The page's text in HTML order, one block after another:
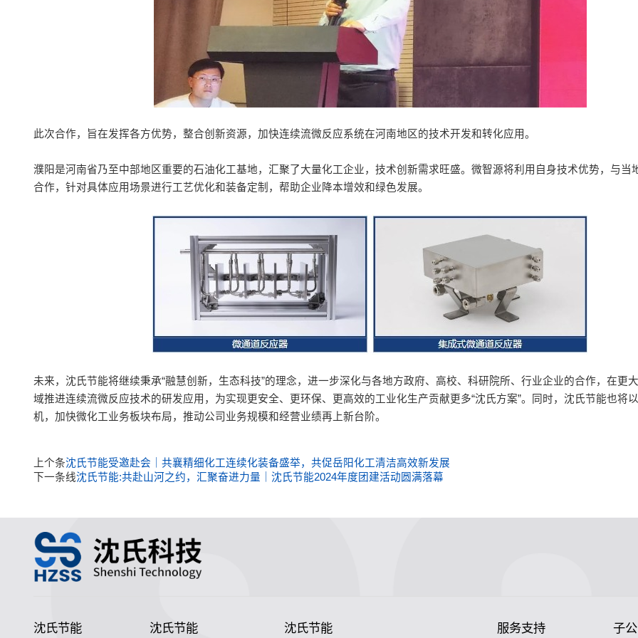
此次合作，旨在发挥各方优势，整合创新资源，加快连续流微反应系统在河南地区的技术开发和转化应用。
濮阳是河南省乃至中部地区重要的石油化工基地，汇聚了大量化工企业，技术创新需求旺盛。微智源将利用自身技术优势，与当
合作，针对具体应用场景进行工艺优化和装备定制，帮助企业降本增效和绿色发展。
未来，沈氏节能将继续秉承“融慧创新，生态科技”的理念，进一步深化与各地方政府、高校、科研院所、行业企业的合作，在更
域推进连续流微反应技术的研发应用，为实现更安全、更环保、更高效的工业化生产贡献更多“沈氏方案”。同时，沈氏节能也将
机，加快微化工业务板块布局，推动公司业务规模和经营业绩再上新台阶。
上个条沈氏节能受邀赴会｜共襄精细化工连续化装备盛举，共促岳阳化工清洁高效新发展
下一条线沈氏节能:共赴山河之约，汇聚奋进力量｜沈氏节能2024年度团建活动圆满落幕
沈氏节能 沈氏节能 沈氏节能 服务支持 子